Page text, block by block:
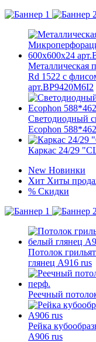
Металлическая
Rd 1522 с
арт.BP9420M6I2
Светодиодный
Ecophon
Каркас 24/29
New Новинки
Хит Хиты
% Скидки
Потолок
глянец А916 rus
Реечный
Рейка
А906 rus